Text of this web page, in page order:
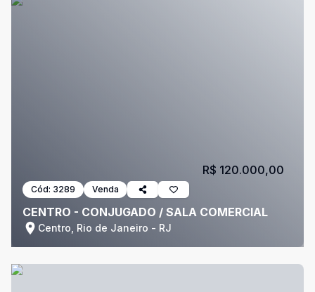
Cód: 3289 Venda
CENTRO - CONJUGADO / SALA COMERCIAL
Centro, Rio de Janeiro - RJ
R$ 120.000,00